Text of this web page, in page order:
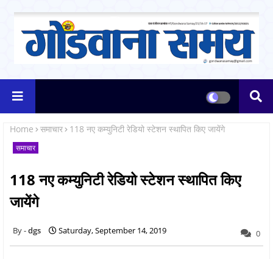
Home समाचार 118 नए कम्युनिटी रेडियो स्टेशन स्थापित किए जायेंगे
समाचार
118 नए कम्युनिटी रेडियो स्टेशन स्थापित किए
जायेंगे
dgs Saturday, September 14, 2019 0